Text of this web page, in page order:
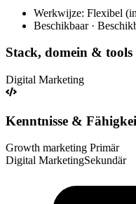
Werkwijze: Flexibel
Beschikbaar ·
Stack, domein & tools
Digital Marketing
Kenntnisse &
Growth marketing Primär
Digital MarketingSekundär